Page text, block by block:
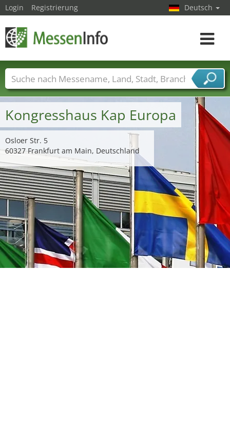
Kongresshaus Kap Europa
Osloer Str. 5
60327 Frankfurt am Main, Deutschland
Login Registrierung Deutsch
Toggle
Messenamen Länder Städte
Branchen
Dienstleisterbranchen